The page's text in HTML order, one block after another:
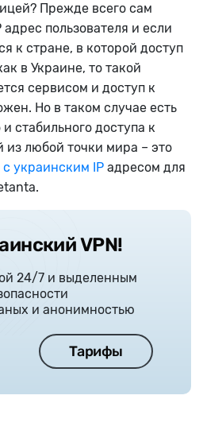
Прежде всего сам
пользователя и если
к стране, в которой доступ
в Украине, то такой
сервисом и доступ к
Но в таком случае есть
стабильного доступа к
из любой точки мира – это
с украинским IP адресом для
VPN!
24/7 и выделенным
и анонимностью
Тарифы